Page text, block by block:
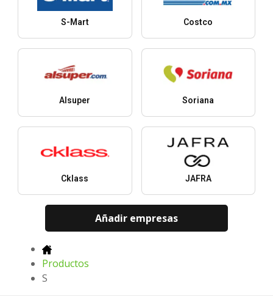
S-Mart Costco
Alsuper Soriana
Cklass JAFRA
Añadir empresas
Productos
S